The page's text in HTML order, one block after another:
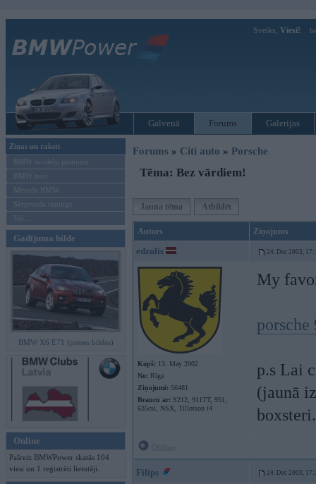
Sveiks, Viesi!
Galvenā Forums Galerijas
Ziņas un raksti
BMW modeļu jaunumi
BMW testi
Mēneša BMW
Sērijveida tūnings
Vel...
Gadījuma bilde
BMW X6 E71 (preses bildes)
Online
Pašreiz BMWPower skatās 104
viesi un 1 reģistrēti lietotāji.
Forums » Citi auto » Porsche
Tēma: Bez vārdiem!
Jauna tēma Atbildēt
Autors Ziņojums
edzulis 24. Dec 2003,
Kopš: 13. May 2002
No: Rīga
Ziņojumi: 56481
Braucu ar: S212, 911TT, 951,
635csi, NSX, Tillotson t4
My
porsche
p.s Lai
(jaunā
Filips 24. Dec 2003,